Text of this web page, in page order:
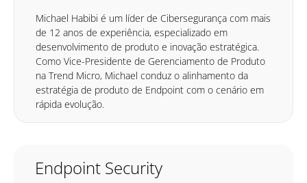
Michael Habibi é um líder de Cibersegurança com mais
de 12 anos de experiência, especializado em
desenvolvimento de produto e inovação estratégica.
Como Vice-Presidente de Gerenciamento de Produto
na Trend Micro, Michael conduz o alinhamento da
estratégia de produto de Endpoint com o cenário em
rápida evolução.
Endpoint Security